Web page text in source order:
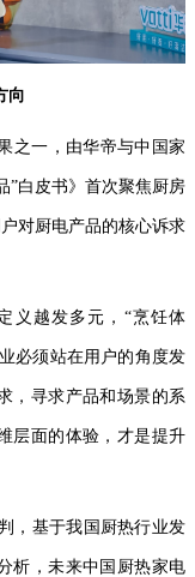
向
之一，由华帝与中国家
”白皮书》首次聚焦厨房
对厨电产品的核心诉求
义越发多元，“烹饪体
必须站在用户的角度发
，寻求产品和场景的系
层面的体验，才是提升
，基于我国厨热行业发
析，未来中国厨热家电